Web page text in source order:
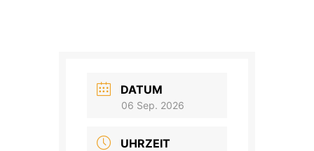
DATUM
06 Sep. 2026
UHRZEIT